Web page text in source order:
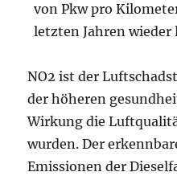
von Pkw pro
letzten Jahren
NO2 ist der
der höheren
Wirkung die
wurden. Der
Emissionen der